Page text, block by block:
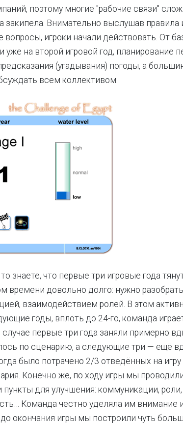
поэтому многие "рабочие связи"
закипела. Внимательно выслушав правила
игроки начали действовать. От
на второй игровой год, планирование
(угадывания) погоды, а
всем коллективом.
знаете, что первые три игровые года
времени довольно долго: нужно
взаимодействием ролей. В этом
годы, вплоть до 24-го, команда
первые три года заняли примерно
по сценарию, а следующие три — ещё
было потрачено 2/3 отведённых на
Конечно же, по ходу игры мы
для улучшения: коммуникации, роли,
Команда честно уделяла им внимание
окончания игры мы построили чуть